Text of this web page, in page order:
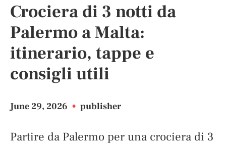
Crociera di 3 notti da
Palermo a Malta:
itinerario, tappe e
consigli utili
June 29, 2026 • publisher
Partire da Palermo per una crociera di 3